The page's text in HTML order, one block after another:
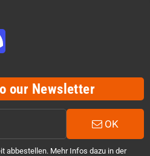
our Newsletter
OK
abbestellen. Mehr Infos dazu in der